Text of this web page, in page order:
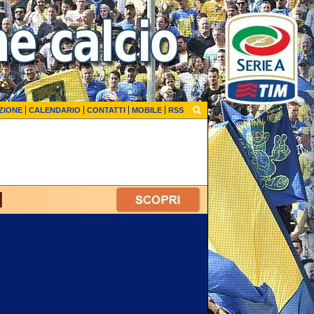
CALENDARIO CONTATTI MOBILE RSS